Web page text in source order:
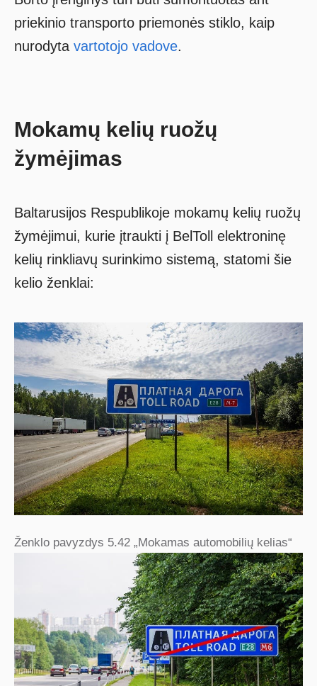
priekinio transporto priemonės stiklo, kaip
nurodyta vartotojo vadove.
Mokamų kelių ruožų
žymėjimas
Baltarusijos Respublikoje mokamų kelių ruožų
žymėjimui, kurie įtraukti į BelToll elektroninę
kelių rinkliavų surinkimo sistemą, statomi šie
kelio ženklai:
Ženklo pavyzdys 5.42 „Mokamas automobilių kelias“